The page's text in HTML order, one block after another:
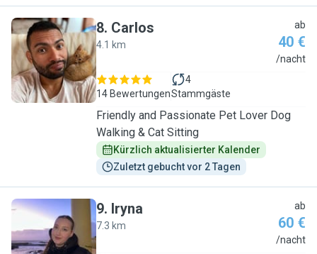
C
8. Carlos
4.1 km
ab
40 €
/nacht
14 Bewertungen
4
Stammgäste
Friendly and Passionate Pet Lover Dog
Walking & Cat Sitting
Kürzlich aktualisierter Kalender
Zuletzt gebucht vor 2 Tagen
I
9. Iryna
7.3 km
ab
60 €
/nacht